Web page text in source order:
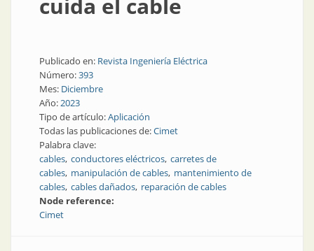
cuida el cable
Publicado en: Revista Ingeniería Eléctrica
Número:393
Mes: Diciembre
Año:2023
Tipo de artículo:Aplicación
Todas las publicaciones de:Cimet
Palabra clave:
cables conductores eléctricos carretes de
cables manipulación de cables mantenimiento de
cables cables dañados reparación de cables
Node reference:
Cimet